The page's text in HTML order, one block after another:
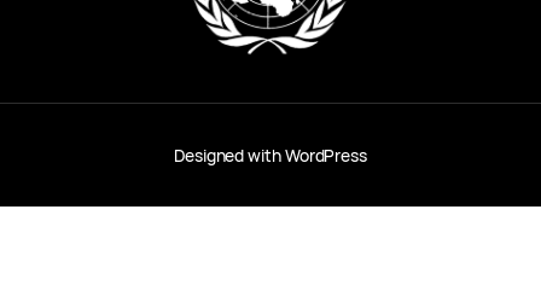
Designed withWordPress